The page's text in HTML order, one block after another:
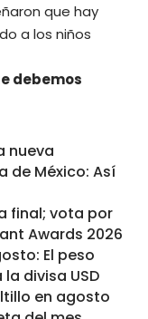
que hay
a los niños
debemos
nueva
de México: Así
final; vota por
Awards 2026
El peso
divisa USD
en agosto